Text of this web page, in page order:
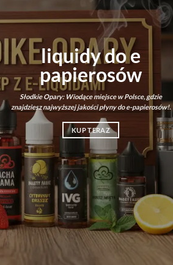
liquidy do e
papierosów
Słodkie Opary: Wiodące miejsce w Polsce, gdzie
znajdziesz najwyższej jakości płyny do e-papierosów!.
KUP TERAZ